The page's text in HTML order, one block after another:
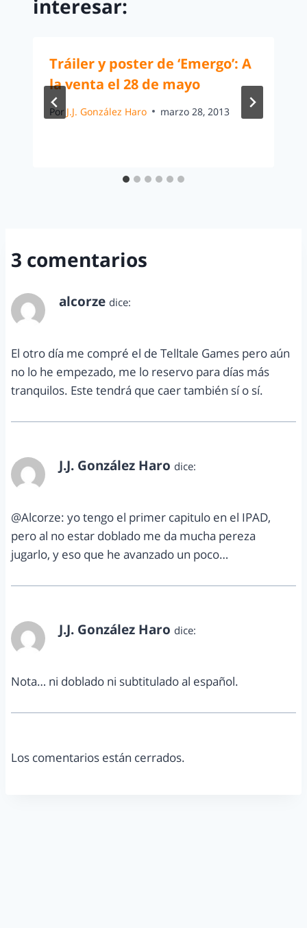
interesar:
Tráiler y poster de ‘Emergo’: A
la venta el 28 de mayo
Por J.J. González Haro marzo 28, 2013
3 comentarios
alcorze dice:
El otro día me compré el de Telltale Games pero aún
no lo he empezado, me lo reservo para días más
tranquilos. Este tendrá que caer también sí o sí.
J.J. González Haro dice:
@Alcorze: yo tengo el primer capitulo en el IPAD,
pero al no estar doblado me da mucha pereza
jugarlo, y eso que he avanzado un poco…
J.J. González Haro dice:
Nota… ni doblado ni subtitulado al español.
Los comentarios están cerrados.